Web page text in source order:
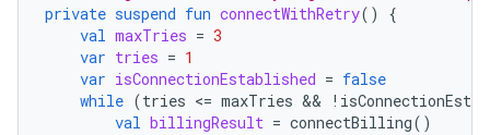
private suspend fun connectWithRetry()
{
val maxTries = 3
var tries = 1
var isConnectionEstablished = false
while (tries <= maxTries && !
val billingResult = connectBilling()